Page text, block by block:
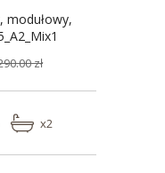
modułowy,
zł
x2